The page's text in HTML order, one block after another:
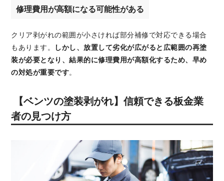
修理費用が高額になる可能性がある
クリア剥がれの範囲が小さければ部分補修で対応できる場合
もあります。
しかし、放置して劣化が広がると広範囲の再塗
装が必要となり、結果的に修理費用が高額化するため、早め
の対処が重要です。
【ベンツの塗装剥がれ】信頼できる板金業
者の見つけ方